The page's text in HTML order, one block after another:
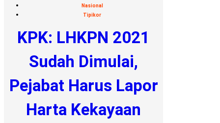
Nasional
Tipikor
KPK: LHKPN 2021
Sudah Dimulai,
Pejabat Harus Lapor
Harta Kekayaan